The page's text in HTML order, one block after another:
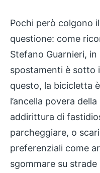
Pochi però colgono
questione: come
Stefano Guarnieri,
spostamenti è sotto
questo, la bicicletta
l’ancella povera
addirittura di
parcheggiare, o
preferenziali come
sgommare su